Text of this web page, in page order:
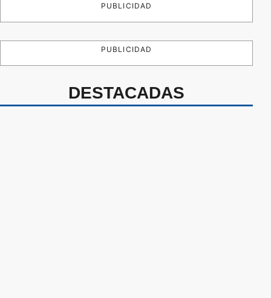
PUBLICIDAD
PUBLICIDAD
DESTACADAS